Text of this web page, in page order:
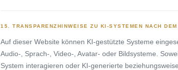
15. TRANSPARENZHINWEISE ZU KI-SYSTEMEN NACH
Auf dieser Website können KI-gestützte Systeme
Audio-, Sprach-, Video-, Avatar- oder Bildsysteme.
System interagieren oder KI-generierte